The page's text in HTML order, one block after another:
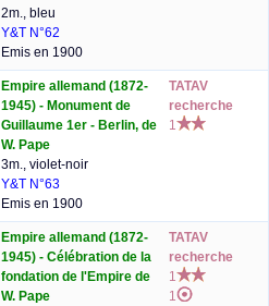
2m., bleu
Y&T N°62
Emis en 1900
Empire allemand (1872-
1945) - Monument de
Guillaume 1er - Berlin, de
W. Pape
3m., violet-noir
Y&T N°63
Emis en 1900
TATAV
recherche
1
Empire allemand (1872-
1945) - Célébration de la
fondation de l'Empire de
W. Pape
TATAV
recherche
1
1